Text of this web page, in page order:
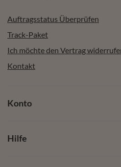
Auftragsstatus Überprüfen
Track-Paket
Ich möchte den Vertrag
Kontakt
Konto
Hilfe